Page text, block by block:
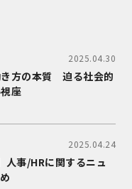
2025.04.30
き方の本質 迫る社会的
座
2025.04.24
人事/HRに関するニュ